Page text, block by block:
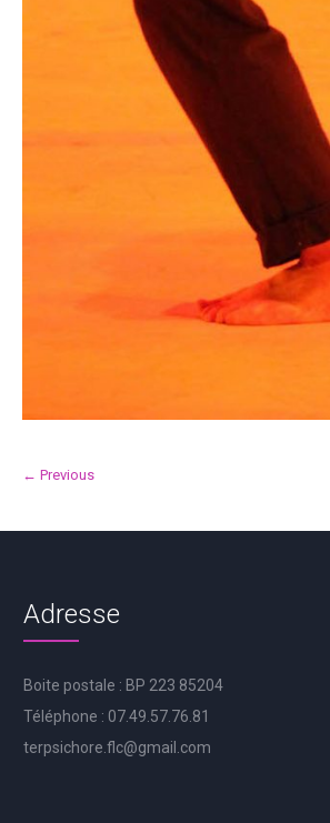
← Previous
Adresse
Boite postale : BP 223 85204
Téléphone : 07.49.57.76.81
terpsichore.flc@gmail.com